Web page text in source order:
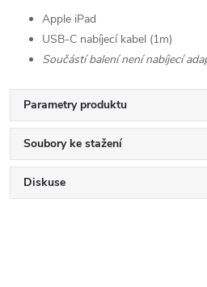
Apple iPad
USB‑C nabíjecí kabel (1m)
Součástí balení není nabíjecí
Parametry produktu
Soubory ke stažení
Diskuse